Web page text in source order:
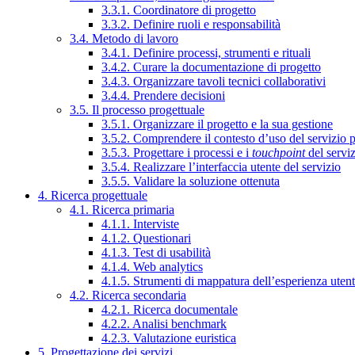
3.3.1. Coordinatore di progetto
3.3.2. Definire ruoli e responsabilità
3.4. Metodo di lavoro
3.4.1. Definire processi, strumenti e rituali
3.4.2. Curare la documentazione di progetto
3.4.3. Organizzare tavoli tecnici collaborativi
3.4.4. Prendere decisioni
3.5. Il processo progettuale
3.5.1. Organizzare il progetto e la sua gestione
3.5.2. Comprendere il contesto d’uso del servizio
3.5.3. Progettare i processi e i touchpointdel
3.5.4. Realizzare l’interfaccia utente del servizio
3.5.5. Validare la soluzione ottenuta
4. Ricerca progettuale
4.1. Ricerca primaria
4.1.1. Interviste
4.1.2. Questionari
4.1.3. Test di usabilità
4.1.4. Web analytics
4.1.5. Strumenti di mappatura dell’esperienza
4.2. Ricerca secondaria
4.2.1. Ricerca documentale
4.2.2. Analisi benchmark
4.2.3. Valutazione euristica
5. Progettazione dei servizi